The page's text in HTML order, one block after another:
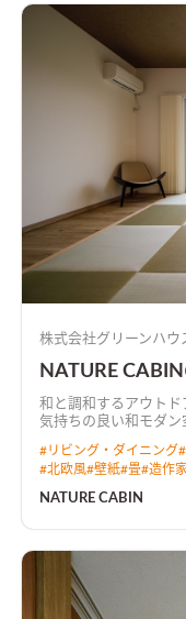
株式会社グリーンハウ
NATURE
和と調和するアウト
気持ちの良い和モダン
#リビング・ダイニング#
#北欧風#壁紙#畳#造作
NATURE CABIN